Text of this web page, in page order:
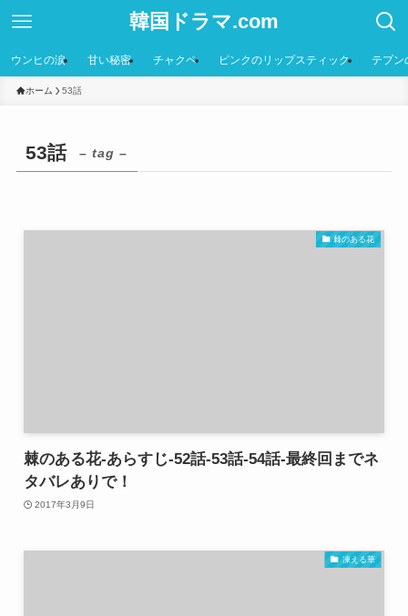
韓国ドラマ.com
ウンヒの涙 甘い秘密 チャクペ ピンクのリップスティック テプン
ホーム 53話
53話 – tag –
棘のある花
棘のある花-あらすじ-52話-53話-54話-最終回までネ
タバレありで！
2017年3月9日
凍える華